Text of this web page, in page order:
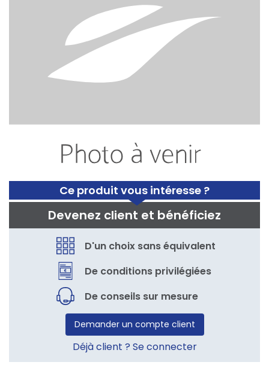
Ce produit vous intéresse ?
Devenez client et bénéficiez
D'un choix sans équivalent
De conditions privilégiées
De conseils sur mesure
Demander un compte client
Déjà client ? Se connecter